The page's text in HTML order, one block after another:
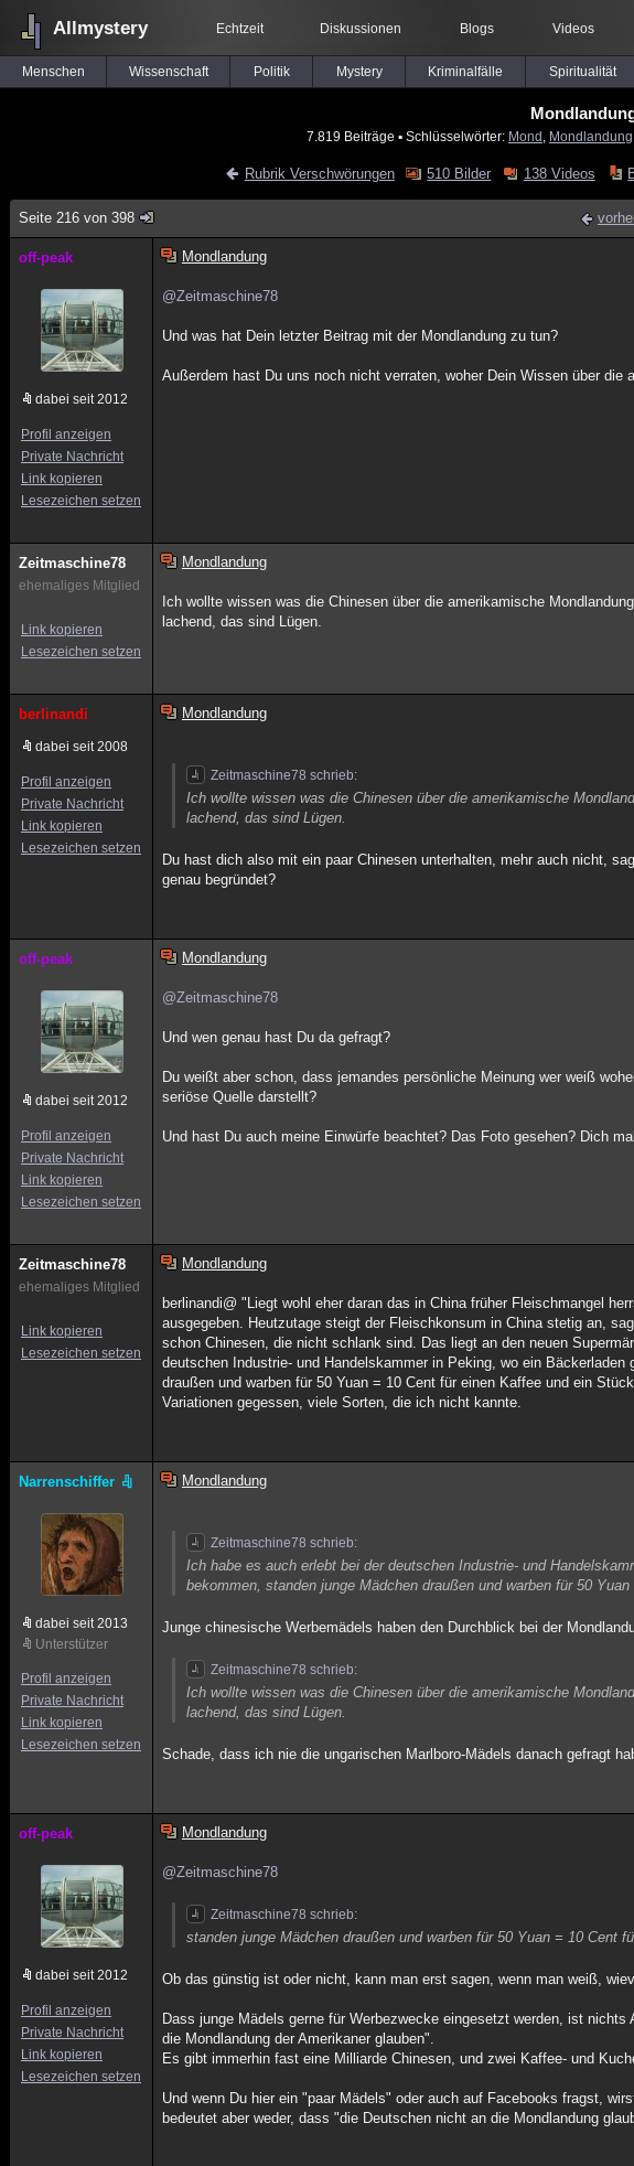
Allmystery Echtzeit Diskussionen Blogs Videos
Menschen Wissenschaft Politik Mystery Kriminalfälle Spiritualität
7.819 Beiträge ▪ Schlüsselwörter: Mond Mondlandung
Rubrik Verschwörungen 510 Bilder 138 Videos
Seite 216 von 398
off-peak
dabei seit 2012
Profil anzeigen
Private Nachricht
Link kopieren
Lesezeichen setzen
Mondlandung
@Zeitmaschine78
Und was hat Dein letzter Beitrag mit der Mondlandung zu tun?
Außerdem hast Du uns noch nicht verraten, woher Dein Wissen über die
Zeitmaschine78
ehemaliges Mitglied
Link kopieren
Lesezeichen setzen
Mondlandung
Ich wollte wissen was die Chinesen über die amerikamische
lachend, das sind Lügen.
berlinandi
dabei seit 2008
Profil anzeigen
Private Nachricht
Link kopieren
Lesezeichen setzen
Mondlandung
Zeitmaschine78 schrieb:
Ich wollte wissen was die Chinesen über die amerikamische
lachend, das sind Lügen.
Du hast dich also mit ein paar Chinesen unterhalten, mehr auch nicht,
genau begründet?
off-peak
dabei seit 2012
Profil anzeigen
Private Nachricht
Link kopieren
Lesezeichen setzen
Mondlandung
@Zeitmaschine78
Und wen genau hast Du da gefragt?
Du weißt aber schon, dass jemandes persönliche Meinung wer weiß
seriöse Quelle darstellt?
Und hast Du auch meine Einwürfe beachtet? Das Foto gesehen? Dich
Zeitmaschine78
ehemaliges Mitglied
Link kopieren
Lesezeichen setzen
Mondlandung
berlinandi@ "Liegt wohl eher daran das in China früher Fleischmangel
ausgegeben. Heutzutage steigt der Fleischkonsum in China stetig an,
schon Chinesen, die nicht schlank sind. Das liegt an den neuen
deutschen Industrie- und Handelskammer in Peking, wo ein
draußen und warben für 50 Yuan = 10 Cent für einen Kaffee und ein
Variationen gegessen, viele Sorten, die ich nicht kannte.
Narrenschiffer
dabei seit 2013
Unterstützer
Profil anzeigen
Private Nachricht
Link kopieren
Lesezeichen setzen
Mondlandung
Zeitmaschine78 schrieb:
Ich habe es auch erlebt bei der deutschen Industrie- und
bekommen, standen junge Mädchen draußen und warben für 50
Junge chinesische Werbemädels haben den Durchblick bei der
Zeitmaschine78 schrieb:
Ich wollte wissen was die Chinesen über die amerikamische
lachend, das sind Lügen.
Schade, dass ich nie die ungarischen Marlboro-Mädels danach gefragt
off-peak
dabei seit 2012
Profil anzeigen
Private Nachricht
Link kopieren
Lesezeichen setzen
Mondlandung
@Zeitmaschine78
Zeitmaschine78 schrieb:
standen junge Mädchen draußen und warben für 50 Yuan = 10 Cent
Ob das günstig ist oder nicht, kann man erst sagen, wenn man weiß,
Dass junge Mädels gerne für Werbezwecke eingesetzt werden, ist
die Mondlandung der Amerikaner glauben".
Es gibt immerhin fast eine Milliarde Chinesen, und zwei Kaffee- und
Und wenn Du hier ein "paar Mädels" oder auch auf Facebooks fragst,
bedeutet aber weder, dass "die Deutschen nicht an die Mondlandung